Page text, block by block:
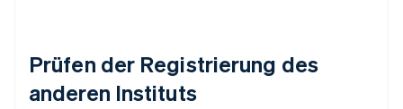
Prüfen der Registrierung des
anderen Instituts